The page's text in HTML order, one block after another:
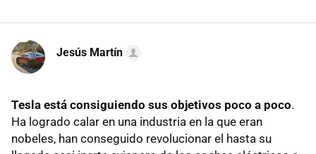
Jesús Martín
Tesla está consiguiendo sus objetivos poco a poco.
Ha logrado calar en una industria en la que eran
nobeles, han conseguido revolucionar el hasta su